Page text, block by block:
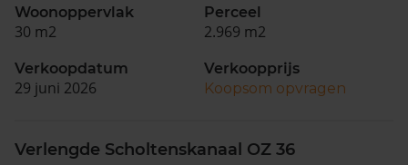
Woonoppervlak
30 m2
Perceel
2.969 m2
Verkoopdatum
29 juni 2026
Verkoopprijs
Koopsom opvragen
Verlengde Scholtenskanaal OZ 36